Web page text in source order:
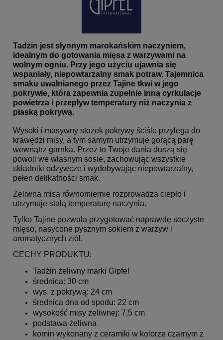
Tadżin jest słynnym marokańskim naczyniem,
idealnym do gotowania mięsa z warzywami na
wolnym ogniu. Przy jego użyciu ujawnia się
wspaniały, niepowtarzalny smak potraw. Tajemnica
smaku uwalnianego przez Tajine tkwi w jego
pokrywie, która zapewnia zupełnie inną cyrkulacje
powietrza i przepływ temperatury niż naczynia z
płaską pokrywą.
Wysoki i masywny stożek pokrywy ściśle przylega do
krawędzi misy, a tym samym utrzymuje gorącą parę
wewnątrz garnka. Przez to Twoje dania duszą się
powoli we własnym sosie, zachowując wszystkie
składniki odżywcze i wydobywając niepowtarzalny,
pełen delikatności smak.
Żeliwna misa równomiernie rozprowadza ciepło i
utrzymuje stałą temperaturę naczynia.
Tylko Tajine pozwala przygotować naprawdę soczyste
mięso, nasycone pysznym sokiem z warzyw i
aromatycznych ziół.
CECHY PRODUKTU:
Tadżin żeliwny marki Gipfel
średnica: 30 cm
wys. z pokrywą: 24 cm
średnica dna od spodu: 22 cm
wysokość misy żeliwnej: 7,5 cm
podstawa żeliwna
komin wykonany z ceramiki w kolorze czarnym z